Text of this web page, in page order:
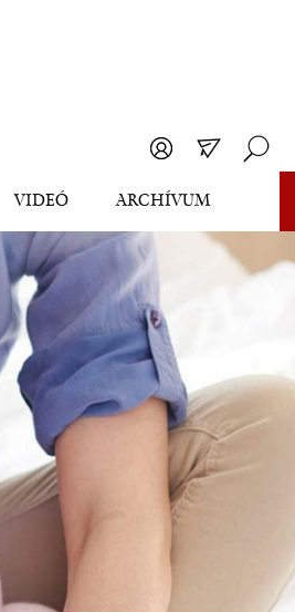
VIDEÓ ARCHÍVUM